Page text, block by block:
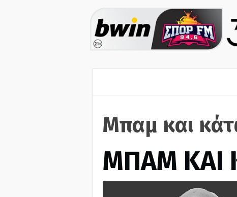
Μπαμ και
ΜΠΑΜ ΚΑΙ